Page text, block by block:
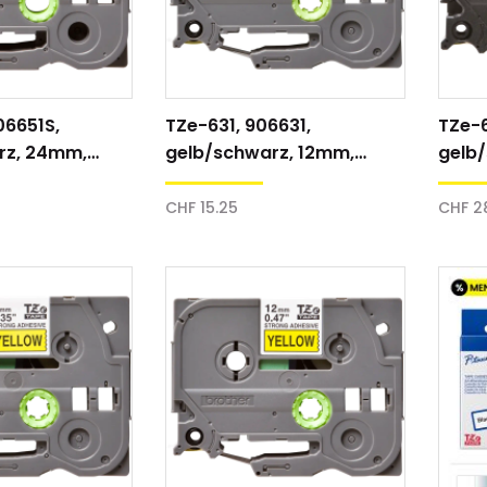
24mm,
TZe-631, 906631,
gelb/schwarz, 12mm,
Schriftband
CHF 15.25
TZe-
CHF